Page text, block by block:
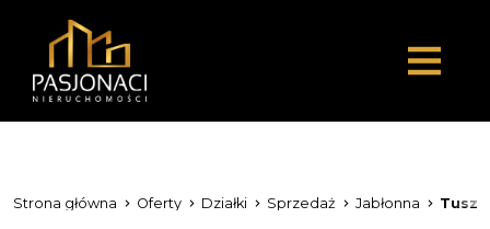
Strona główna Oferty Działki Sprzedaż Jabłonna